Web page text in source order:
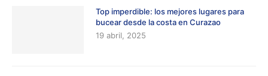
Top imperdible: los mejores lugares para
bucear desde la costa en Curazao
19 abril, 2025